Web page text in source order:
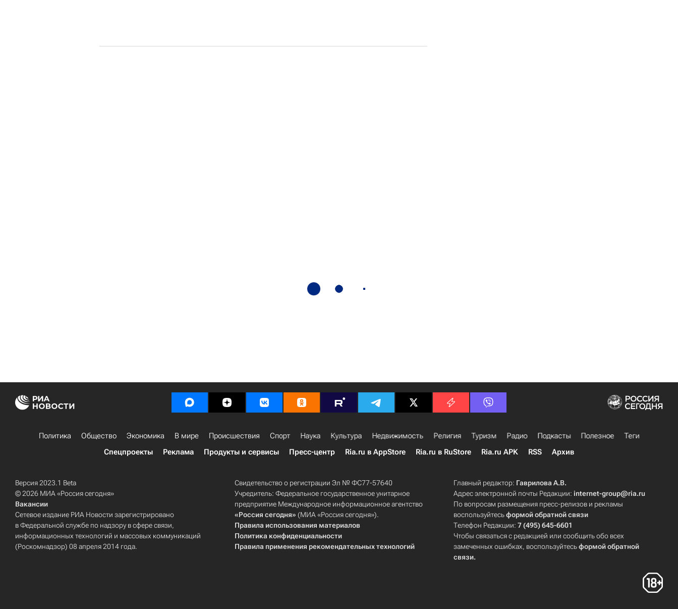
Политика Общество Экономика В мире Происшествия Спорт Наука Культура Недвижимость Религия Туризм Радио Подкасты Полезное
Теги
Спецпроекты
Реклама Продукты и сервисы Пресс-центр Ria.ru в AppStore Ria.ru в RuStore Ria.ru APK RSS Архив
Версия 2023.1 Beta
© 2026 МИА «Россия сегодня»
Вакансии
Сетевое издание РИА Новости зарегистрировано
в Федеральной службе по надзору в сфере связи,
информационных технологий и массовых коммуникаций
(Роскомнадзор) 08 апреля 2014 года.
Свидетельство о регистрации Эл № ФС77-57640
Учредитель: Федеральное государственное унитарное
предприятие Международное информационное агентство
«Россия сегодня» (МИА «Россия сегодня»).
Правила использования материалов
Политика конфиденциальности
Правила применения рекомендательных технологий
Главный редактор: Гаврилова А.В.
Адрес электронной почты Редакции:internet-group@ria.ru
По вопросам размещения пресс-релизов и рекламы
воспользуйтесьформой обратной связи
Телефон Редакции:7 (495) 645-6601
Чтобы связаться с редакцией или сообщить обо всех
замеченных ошибках, воспользуйтесьформой обратной
связи.